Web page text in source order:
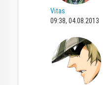
Vitas
09:38, 04.08.2013